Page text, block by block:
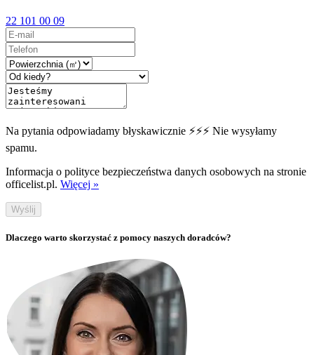
22 101 00 09
Na pytania odpowiadamy błyskawicznie ⚡⚡⚡ Nie wysyłamy
spamu.
Informacja o polityce bezpieczeństwa danych osobowych na stronie
officelist.pl. Więcej »
Wyślij
Dlaczego warto skorzystać z pomocy naszych doradców?